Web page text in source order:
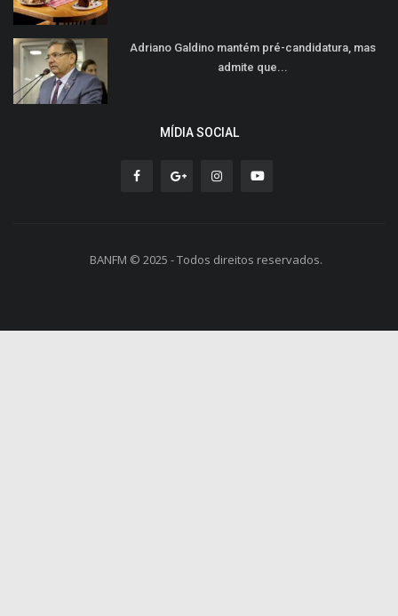
Adriano Galdino mantém pré-candidatura, mas
admite que...
MÍDIA SOCIAL
BANFM © 2025 - Todos direitos reservados.